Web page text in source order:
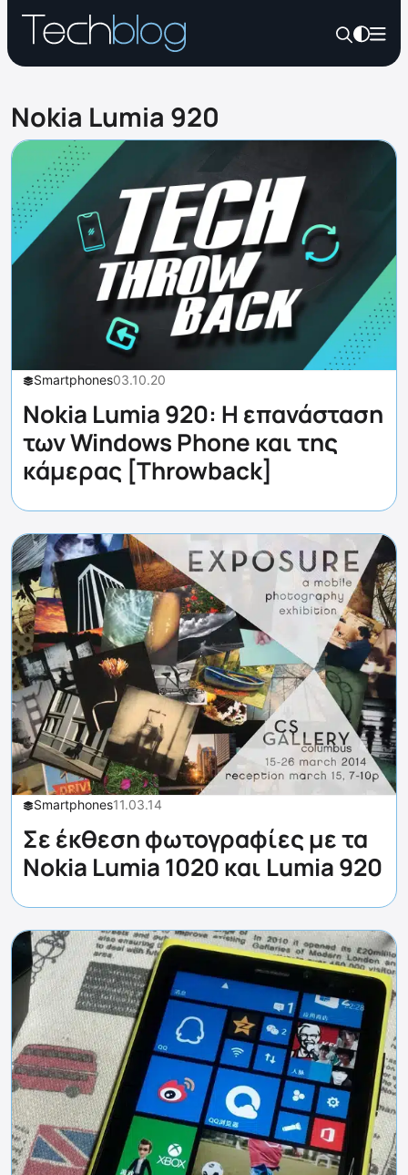
Nokia Lumia 920
Smartphones03.10.20
Nokia Lumia 920: Η επανάσταση
των Windows Phone και της
κάμερας [Throwback]
Smartphones11.03.14
Σε έκθεση φωτογραφίες με τα
Nokia Lumia 1020 και Lumia 920